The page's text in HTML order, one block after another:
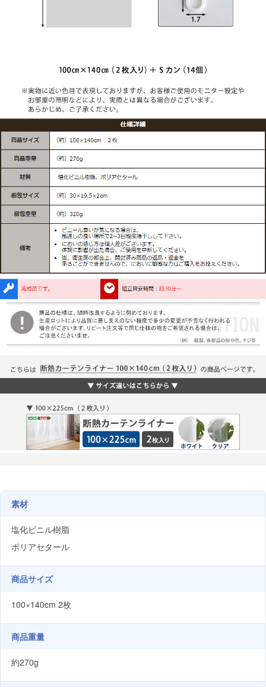
素材
塩化ビニル樹脂
ポリアセタール
商品サイズ
100×140cm 2枚
商品重量
約270g